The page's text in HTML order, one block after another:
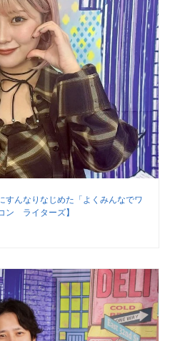
すんなりなじめた「よくみんなでワ
ン ライターズ】